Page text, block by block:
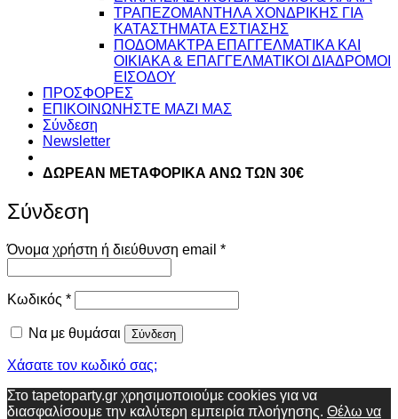
ΤΡΑΠΕΖΟΜΑΝΤΗΛΑ ΧΟΝΔΡΙΚΗΣ ΓΙΑ
ΚΑΤΑΣΤΗΜΑΤΑ ΕΣΤΙΑΣΗΣ
ΠΟΔΟΜΑΚΤΡΑ ΕΠΑΓΓΕΛΜΑΤΙΚΑ ΚΑΙ
ΟΙΚΙΑΚΑ & ΕΠΑΓΓΕΛΜΑΤΙΚΟΙ ΔΙΑΔΡΟΜΟΙ
ΕΙΣΟΔΟΥ
ΠΡΟΣΦΟΡΕΣ
ΕΠΙΚΟΙΝΩΝΗΣΤΕ ΜΑΖΙ ΜΑΣ
Σύνδεση
Newsletter
ΔΩΡΕΑΝ ΜΕΤΑΦΟΡΙΚΑ ΑΝΩ ΤΩΝ 30€
Σύνδεση
Όνομα χρήστη ή διεύθυνση email *Απαιτείται
Κωδικός *Απαιτείται
Να με θυμάσαι Σύνδεση
Χάσατε τον κωδικό σας;
Στο tapetoparty.gr χρησιμοποιούμε cookies για να
διασφαλίσουμε την καλύτερη εμπειρία πλοήγησης. Θέλω να